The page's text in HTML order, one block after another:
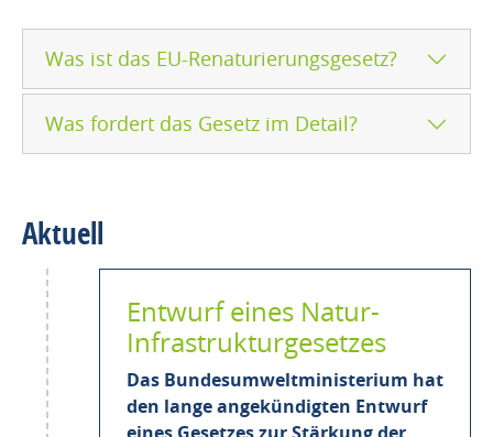
Was ist das EU-Renaturierungsgesetz?
Was fordert das Gesetz im Detail?
Aktuell
Entwurf eines Natur-
Infrastrukturgesetzes
Das Bundesumweltministerium hat
den lange angekündigten Entwurf